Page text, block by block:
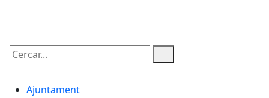
Cercar:
Ajuntament